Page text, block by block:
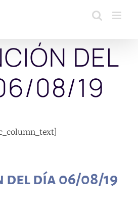
DEL
08/19
día 06/08/19